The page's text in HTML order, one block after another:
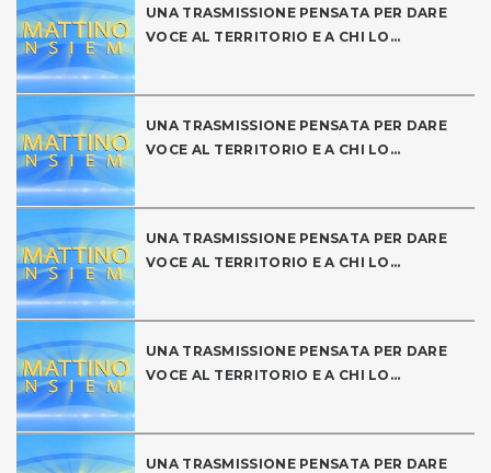
UNA TRASMISSIONE PENSATA PER DARE
VOCE AL TERRITORIO E A CHI LO...
UNA TRASMISSIONE PENSATA PER DARE
VOCE AL TERRITORIO E A CHI LO...
UNA TRASMISSIONE PENSATA PER DARE
VOCE AL TERRITORIO E A CHI LO...
UNA TRASMISSIONE PENSATA PER DARE
VOCE AL TERRITORIO E A CHI LO...
UNA TRASMISSIONE PENSATA PER DARE